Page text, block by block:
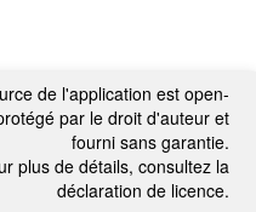
de l'application est open-
par le droit d'auteur et
fourni sans garantie.
plus de détails, consultez la
déclaration de licence.